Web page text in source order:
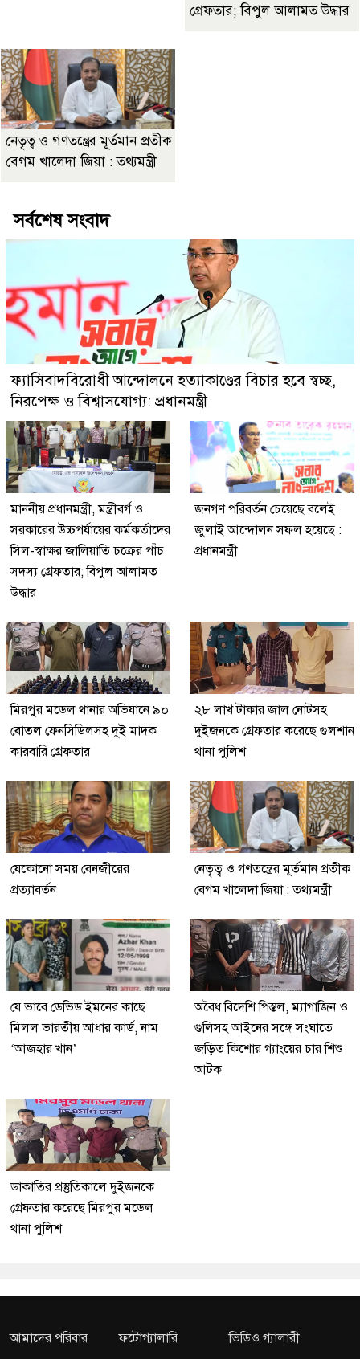
গ্রেফতার; বিপুল আলামত উদ্ধার
নেতৃত্ব ও গণতন্ত্রের মূর্তমান প্রতীক
বেগম খালেদা জিয়া : তথ্যমন্ত্রী
সর্বশেষ সংবাদ
ফ্যাসিবাদবিরোধী আন্দোলনে হত্যাকাণ্ডের বিচার হবে স্বচ্ছ,
নিরপেক্ষ ও বিশ্বাসযোগ্য: প্রধানমন্ত্রী
মাননীয় প্রধানমন্ত্রী, মন্ত্রীবর্গ ও
সরকারের উচ্চপর্যায়ের কর্মকর্তাদের
সিল-স্বাক্ষর জালিয়াতি চক্রের পাঁচ
সদস্য গ্রেফতার; বিপুল আলামত
উদ্ধার
জনগণ পরিবর্তন চেয়েছে বলেই
জুলাই আন্দোলন সফল হয়েছে :
প্রধানমন্ত্রী
মিরপুর মডেল থানার অভিযানে ৯০
বোতল ফেনসিডিলসহ দুই মাদক
কারবারি গ্রেফতার
২৮ লাখ টাকার জাল নোটসহ
দুইজনকে গ্রেফতার করেছে গুলশান
থানা পুলিশ
যেকোনো সময় বেনজীরের
প্রত্যাবর্তন
নেতৃত্ব ও গণতন্ত্রের মূর্তমান প্রতীক
বেগম খালেদা জিয়া : তথ্যমন্ত্রী
যে ভাবে ডেভিড ইমনের কাছে
মিলল ভারতীয় আধার কার্ড, নাম
‘আজহার খান’
অবৈধ বিদেশি পিস্তল, ম্যাগাজিন ও
গুলিসহ আইনের সঙ্গে সংঘাতে
জড়িত কিশোর গ্যাংয়ের চার শিশু
আটক
ডাকাতির প্রস্তুতিকালে দুইজনকে
গ্রেফতার করেছে মিরপুর মডেল
থানা পুলিশ
আমাদের পরিবার ফটোগ্যালারি ভিডিও গ্যালারী